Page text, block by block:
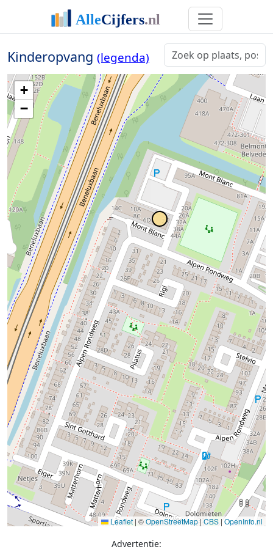
Kinderopvang (legenda)
+
−
Leaflet | ©OpenStreetMap| CBS | OpenInfo.nl
Advertentie: